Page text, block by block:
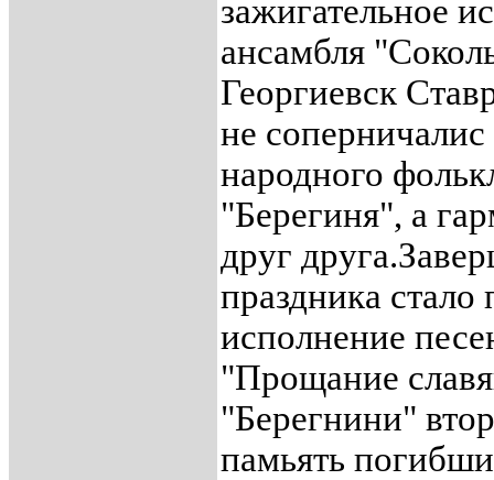
зажигательное
ансамбля
Георгиевск
не
народного
"Берегиня", а
друг
праздника
исполнение
"Прощание
"Берегнини"
памьять